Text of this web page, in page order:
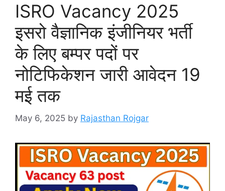
ISRO Vacancy 2025
इसरो वैज्ञानिक इंजीनियर भर्ती
के लिए बम्पर पदों पर
नोटिफिकेशन जारी आवेदन 19
मई तक
May 6, 2025 by Rajasthan Rojgar